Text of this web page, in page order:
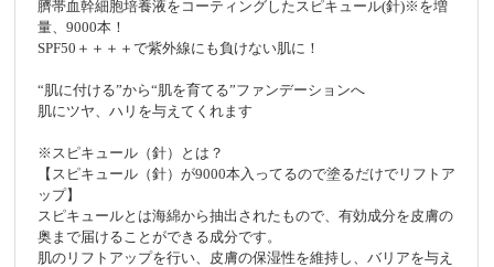
臍帯血幹細胞培養液をコーティングしたスピキュール(針)※を増
量、9000本！
SPF50＋＋＋＋で紫外線にも負けない肌に！
“肌に付ける”から“肌を育てる”ファンデーションへ
肌にツヤ、ハリを与えてくれます
※スピキュール（針）とは？
【スピキュール（針）が9000本入ってるので塗るだけでリフトア
ップ】
スピキュールとは海綿から抽出されたもので、有効成分を皮膚の
奥まで届けることができる成分です。
肌のリフトアップを行い、皮膚の保湿性を維持し、バリアを与え